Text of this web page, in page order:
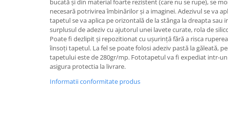
bucată și din material foarte rezistent (care nu se rupe), se
necesară potrivirea îmbinărilor și a imaginei. Adezivul se va
tapetul se va aplica pe orizontală de la stânga la dreapta sau
surplusul de adeziv cu ajutorul unei lavete curate, rola de
Poate fi dezlipit și repozitionat cu ușurință fără a risca
îinsoți tapetul. La fel se poate folosi adeziv pastă la găleată,
tapetului este de 280gr/mp. Fototapetul va fi expediat intr-
asigura protectia la livrare.
Informatii conformitate produs